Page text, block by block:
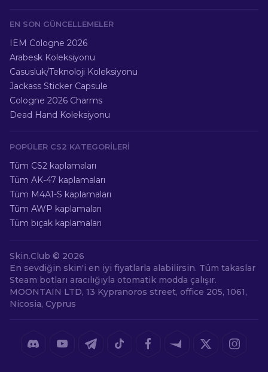
EN SON GÜNCELLEMELER
IEM Cologne 2026
Arabesk Koleksiyonu
Casusluk/Teknoloji Koleksiyonu
Jackass Sticker Capsule
Cologne 2026 Charms
Dead Hand Koleksiyonu
POPÜLER CS2 KATEGORILERI
Tüm CS2 kaplamaları
Tüm AK-47 kaplamaları
Tüm M4A1-S kaplamaları
Tüm AWP kaplamaları
Tüm bıçak kaplamaları
Skin.Club © 2026
En sevdiğin skin'i en iyi fiyatlarla alabilirsin. Tüm takaslar
Steam botları aracılığıyla otomatik modda çalışır.
MOONTAIN LTD, 13 Kypranoros street, office 205, 1061,
Nicosia, Cyprus